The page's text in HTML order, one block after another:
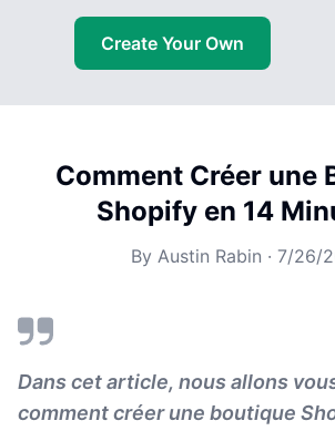
Create Your Own
Comment Créer une
Shopify en 14
By Austin Rabin · 7/26/
Dans cet article, nous allons
comment créer une boutique